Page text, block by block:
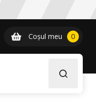
Coșul meu 00item